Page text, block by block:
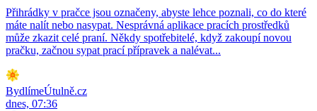
Přihrádky v pračce jsou označeny, abyste lehce poznali, co do které
máte nalít nebo nasypat. Nesprávná aplikace pracích prostředků
může zkazit celé praní. Někdy spotřebitelé, když zakoupí novou
pračku, začnou sypat prací přípravek a nalévat...
BydlímeÚtulně.cz
dnes, 07:36